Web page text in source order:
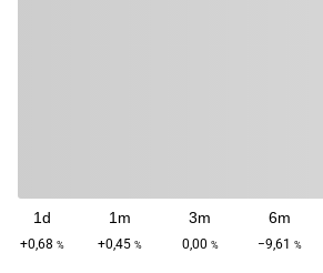
1d
+0,68 %
1m
+0,45 %
3m
0,00 %
6m
−9,61 %